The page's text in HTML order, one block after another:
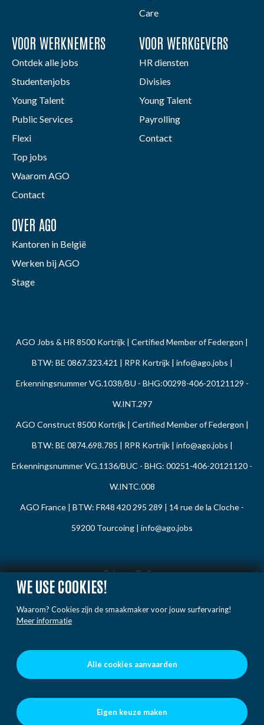
WE USE COOKIES!
Waarom? Cookies zijn de smaakmaker voor jouw surfervaring!
Meer informatie
Alle cookies aanvaarden
Eigen keuze maken
Care
VOOR WERKNEMERS
Ontdek alle jobs
Studentenjobs
Young Talent
Public Services
Flexi
Top jobs
Waarom AGO
Contact
VOOR WERKGEVERS
HR diensten
Divisies
Young Talent
Payrolling
Contact
OVER AGO
Kantoren in België
Werken bij AGO
Stage
AGO Jobs & HR 8500 Kortrijk | Certified Member of Federgon |
BTW: BE 0867.323.421 | RPR Kortrijk | info@ago.jobs |
Erkenningsnummer VG.1038/BU - BHG:00298-406-20121129 -
W.INT.297
AGO Construct 8500 Kortrijk | Certified Member of Federgon |
BTW: BE 0874.698.785 | RPR Kortrijk | info@ago.jobs |
Erkenningsnummer VG.1136/BUC - BHG: 00251-406-20121120 -
W.INTC.008
AGO France | BTW: FR48 420 295 289 | 14 rue de la Cloche -
59200 Tourcoing | info@ago.jobs
Privacy Policy
Cookie Policy
Gedragsregels
Voorwaarden